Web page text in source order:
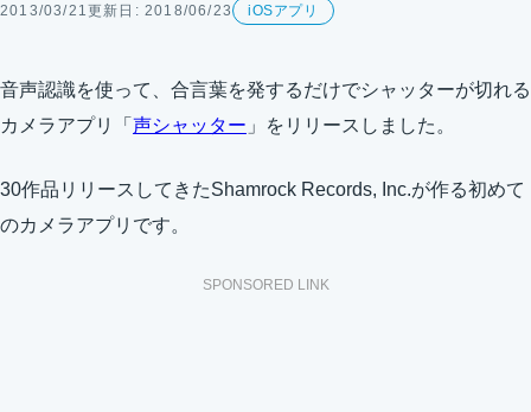
2013/03/21更新日: 2018/06/23 iOSアプリ
音声認識を使って、合言葉を発するだけでシャッターが切れる
カメラアプリ「 声シャッター 」をリリースしました。
30作品リリースしてきたShamrock Records, Inc.が作る初めて
のカメラアプリです。
SPONSORED LINK